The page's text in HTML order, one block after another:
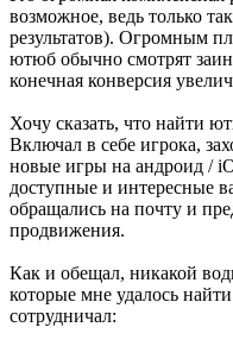
возможное, ведь только
результатов). Огромным
ютюб обычно смотрят
конечная конверсия
Хочу сказать, что найти
Включал в себе игрока,
новые игры на андроид /
доступные и интересные
обращались на почту и
продвижения.
Как и обещал, никакой
которые мне удалось
сотрудничал: